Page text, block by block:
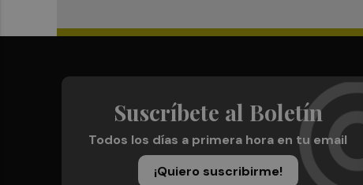
Suscríbete al Boletín
Todos los días a primera hora en tu email
¡Quiero suscribirme!